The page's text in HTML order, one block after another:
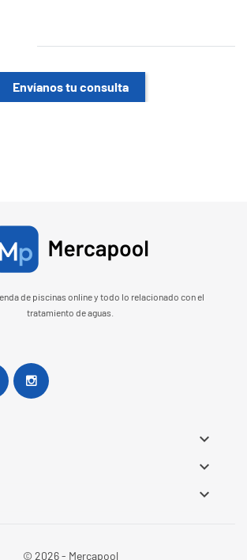
Envíanos tu consulta
de piscinas online y todo lo relacionado con el
tratamiento de aguas.
Google+



© 2026 - Mercapool